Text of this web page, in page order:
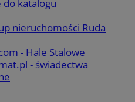
katalogu
nieruchomości Ruda
- Hale Stalowe
- świadectwa